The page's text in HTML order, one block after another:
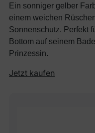
Ein sonniger gelber
einem weichen
Sonnenschutz. Perfekt
Bottom auf seinem
Prinzessin.
Jetzt kaufen